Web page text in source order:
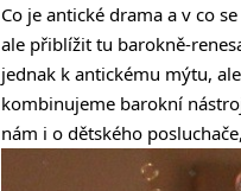
Co je antické drama a v co
ale přiblížit tu barokně-
jednak k antickému mýtu,
kombinujeme barokní
nám i o dětského